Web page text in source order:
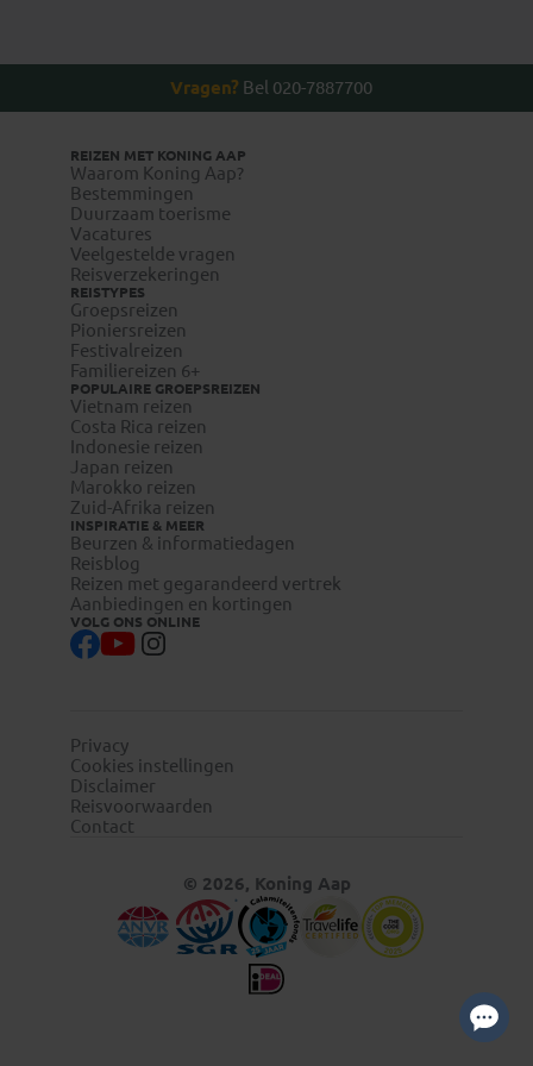
NB: Deze excursie gaat door bij een minimum
van 5 deelnemers.
Niet inbegrepen: drankjes, fooi
Vragen? Bel 020-7887700
REIZEN MET KONING AAP
Waarom Koning Aap?
Bestemmingen
Duurzaam toerisme
Vacatures
Veelgestelde vragen
Reisverzekeringen
REISTYPES
Groepsreizen
Pioniersreizen
Festivalreizen
Familiereizen 6+
POPULAIRE GROEPSREIZEN
Vietnam reizen
Costa Rica reizen
Indonesie reizen
Japan reizen
Marokko reizen
Zuid-Afrika reizen
INSPIRATIE & MEER
Beurzen & informatiedagen
Reisblog
Reizen met gegarandeerd vertrek
Aanbiedingen en kortingen
VOLG ONS ONLINE
Privacy
Cookies instellingen
Disclaimer
Reisvoorwaarden
Contact
© 2026, Koning Aap